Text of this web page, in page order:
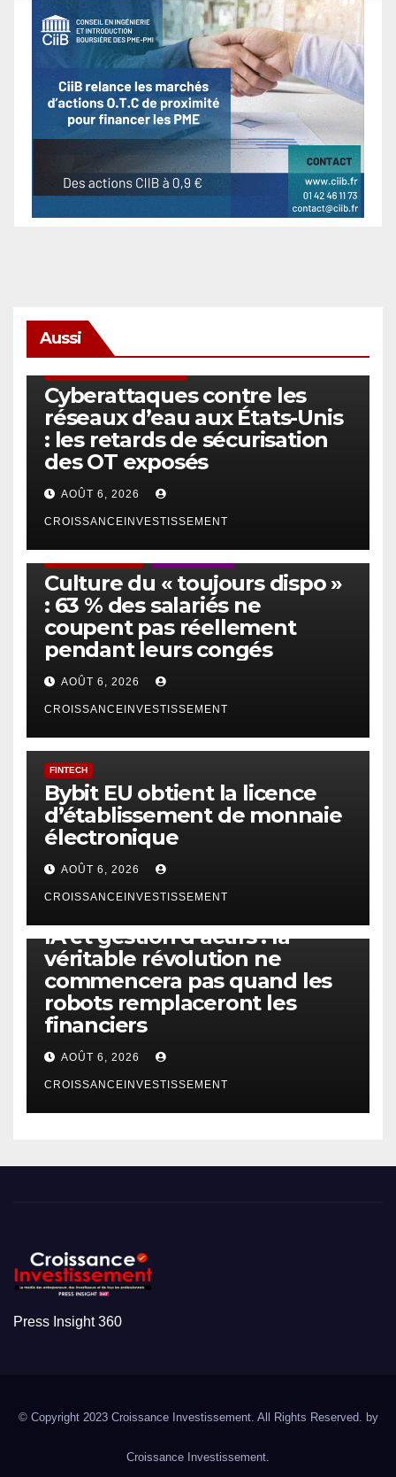
Aussi
Cyberattaques contre les
réseaux d’eau aux États-Unis
: les retards de sécurisation
des OT exposés
AOÛT 6, 2026
CROISSANCEINVESTISSEMENT
Culture du « toujours dispo »
: 63 % des salariés ne
coupent pas réellement
pendant leurs congés
AOÛT 6, 2026
CROISSANCEINVESTISSEMENT
FINTECH
Bybit EU obtient la licence
d’établissement de monnaie
électronique
AOÛT 6, 2026
CROISSANCEINVESTISSEMENT
IA et gestion d’actifs : la
véritable révolution ne
commencera pas quand les
robots remplaceront les
financiers
AOÛT 6, 2026
CROISSANCEINVESTISSEMENT
Press Insight 360
© Copyright 2023 Croissance Investissement. All Rights Reserved. by
Croissance Investissement.